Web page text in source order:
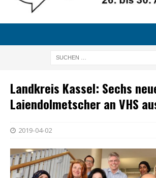
Landkreis Kassel: Sechs
Laiendolmetscher an VHS
2019-04-02